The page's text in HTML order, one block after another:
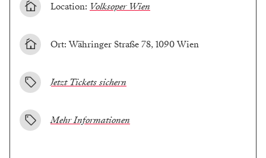
Location: Volksoper Wien
Ort: Währinger Straße 78, 1090 Wien
Jetzt Tickets sichern
Mehr Informationen